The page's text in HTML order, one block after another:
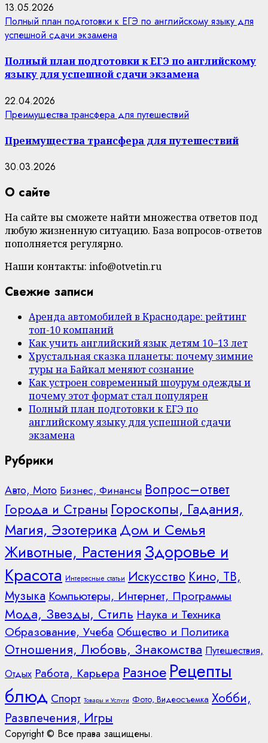
13.05.2026
Полный план подготовки к ЕГЭ по английскому языку для
успешной сдачи экзамена
Полный план подготовки к ЕГЭ по английскому
языку для успешной сдачи экзамена
22.04.2026
Преимущества трансфера для путешествий
Преимущества трансфера для путешествий
30.03.2026
О сайте
На сайте вы сможете найти множества ответов под
любую жизненную ситуацию. База вопросов-ответов
пополняется регулярно.
Наши контакты: info@otvetin.ru
Свежие записи
Аренда автомобилей в Краснодаре: рейтинг
топ-10 компаний
Как учить английский язык детям 10–13 лет
Хрустальная сказка планеты: почему зимние
туры на Байкал меняют сознание
Как устроен современный шоурум одежды и
почему этот формат стал популярен
Полный план подготовки к ЕГЭ по
английскому языку для успешной сдачи
экзамена
Рубрики
Авто, Мото Бизнес, Финансы Вопрос–ответ
Города и Страны Гороскопы, Гадания,
Магия, Эзотерика Дом и Семья
Животные, Растения Здоровье и
Красота Интересные статьи Искусство Кино, ТВ,
Музыка Компьютеры, Интернет, Программы
Мода, Звезды, Стиль Наука и Техника
Образование, Учеба Общество и Политика
Отношения, Любовь, Знакомства Путешествия,
Отдых Работа, Карьера Разное Рецепты
блюд Спорт Товары и Услуги Фото, Видеосъемка Хобби,
Развлечения, Игры
Copyright © Все права защищены.